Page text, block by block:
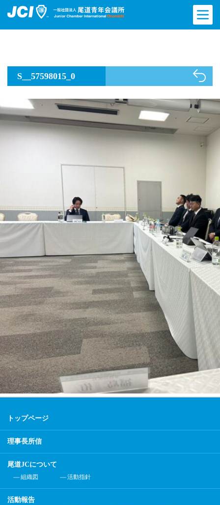
S__57598015_0
トップページ
理事長所信
尾道JCについて
組織図 活動指針
活動報告